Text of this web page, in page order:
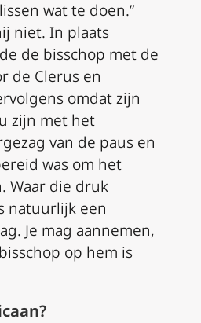
wat te doen.”
niet. In plaats
de bisschop met de
de Clerus en
omdat zijn
zijn met het
van de paus en
was om het
Waar die druk
natuurlijk een
Je mag aannemen,
op hem is